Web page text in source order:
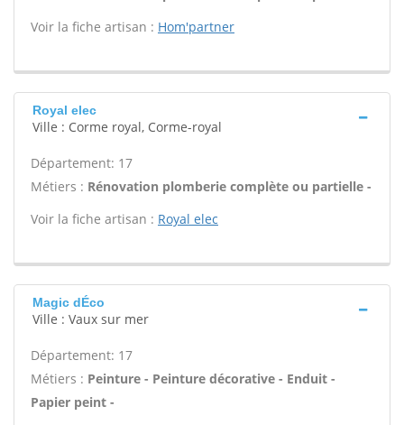
Voir la fiche artisan : Hom'partner
Royal elec
Ville : Corme royal, Corme-royal
Département: 17
Métiers : Rénovation plomberie complète ou partielle -
Voir la fiche artisan : Royal elec
Magic dÉco
Ville : Vaux sur mer
Département: 17
Métiers : Peinture - Peinture décorative - Enduit -
Papier peint -